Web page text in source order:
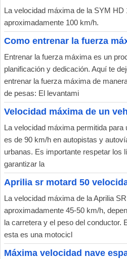
La velocidad máxima de la SYM HD
aproximadamente 100 km/h.
Como entrenar la fuerza
Entrenar la fuerza máxima es un
planificación y dedicación. Aquí te
entrenar la fuerza máxima de
de pesas: El levantami
Velocidad máxima de un
La velocidad máxima permitida
es de 90 km/h en autopistas y
urbanas. Es importante respetar los
garantizar la
Aprilia sr motard 50
La velocidad máxima de la Aprilia
aproximadamente 45-50 km/h,
la carretera y el peso del conductor.
esta es una motocicl
Máxima velocidad nave